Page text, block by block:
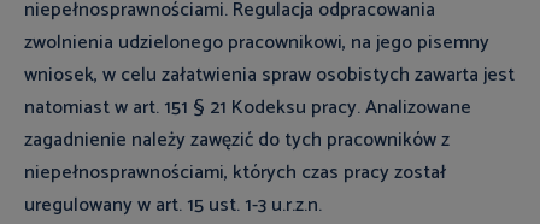
niepełnosprawnościami. Regulacja odpracowania
zwolnienia udzielonego pracownikowi, na jego pisemny
wniosek, w celu załatwienia spraw osobistych zawarta jest
natomiast w art. 151 § 21 Kodeksu pracy. Analizowane
zagadnienie należy zawęzić do tych pracowników z
niepełnosprawnościami, których czas pracy został
uregulowany w art. 15 ust. 1-3 u.r.z.n.